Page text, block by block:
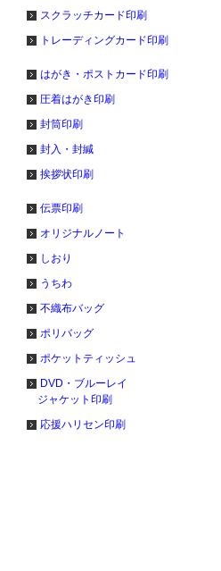
スクラッチカード印刷
トレーディングカード印刷
はがき・ポストカード印刷
圧着はがき印刷
封筒印刷
封入・封緘
挨拶状印刷
伝票印刷
オリジナルノート
しおり
うちわ
不織布バッグ
ポリバッグ
ポケットティッシュ
DVD・ブルーレイ
ジャケット印刷
応援ハリセン印刷